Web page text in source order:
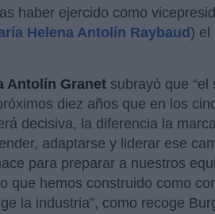
haber ejercido como
Helena Antolín Raybaud ) el
Antolín Granet subrayó que “el
diez años que en los
decisiva, la diferencia la
adaptarse y liderar ese
para preparar a nuestros
que hemos construido como
la industria”, como recoge